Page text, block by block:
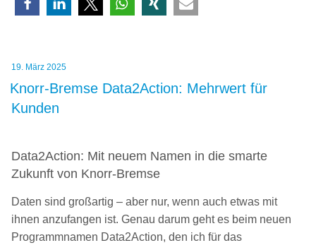
ein
Veröffentlicht
am
19. März 2025
Knorr-Bremse Data2Action: Mehrwert für
Kunden
Data2Action: Mit neuem Namen in die smarte
Zukunft von Knorr-Bremse
Daten sind großartig – aber nur, wenn auch etwas mit
ihnen anzufangen ist. Genau darum geht es beim neuen
Programmnamen Data2Action, den ich für das